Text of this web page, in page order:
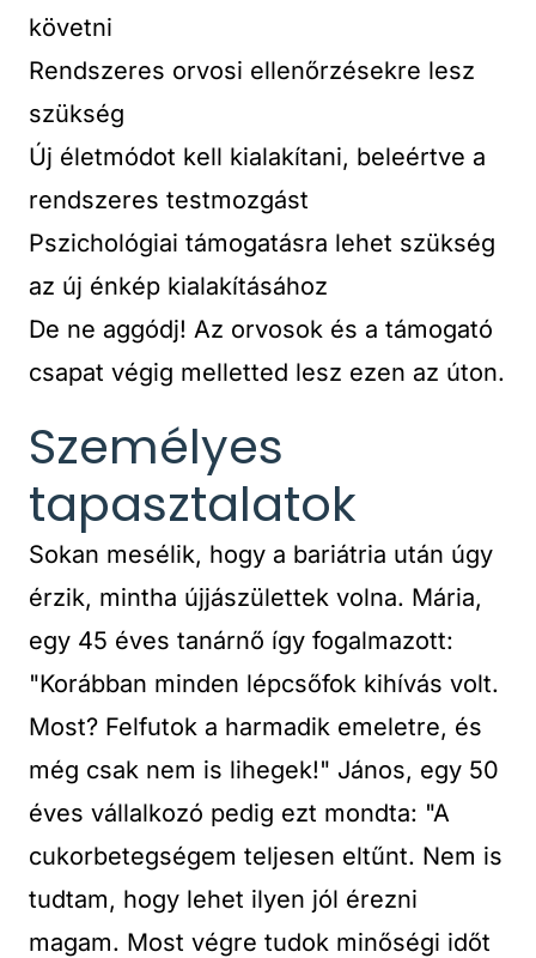
követni
Rendszeres orvosi ellenőrzésekre lesz
szükség
Új életmódot kell kialakítani, beleértve a
rendszeres testmozgást
Pszichológiai támogatásra lehet szükség
az új énkép kialakításához
De ne aggódj! Az orvosok és a támogató
csapat végig melletted lesz ezen az úton.
Személyes
tapasztalatok
Sokan mesélik, hogy a bariátria után úgy
érzik, mintha újjászülettek volna. Mária,
egy 45 éves tanárnő így fogalmazott:
"Korábban minden lépcsőfok kihívás volt.
Most? Felfutok a harmadik emeletre, és
még csak nem is lihegek!" János, egy 50
éves vállalkozó pedig ezt mondta: "A
cukorbetegségem teljesen eltűnt. Nem is
tudtam, hogy lehet ilyen jól érezni
magam. Most végre tudok minőségi időt